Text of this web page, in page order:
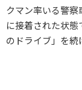
クマン率いる警
に接着された状
のドライブ」を続